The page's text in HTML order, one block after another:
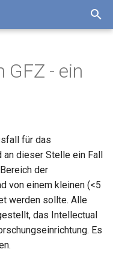
Relevanz
Anreizsysteme
Relevanz
Handlungsempfehlungen
Entscheidungshilfe
Entscheidungsbaum
Template MIT
Apache 2.0
Template LGPL 2.1
LGPL 3.0
MPL 2.0
GFZ - ein
für das
an dieser Stelle ein Fall
der
von einem kleinen (<5
werden sollte. Alle
das Intellectual
Es